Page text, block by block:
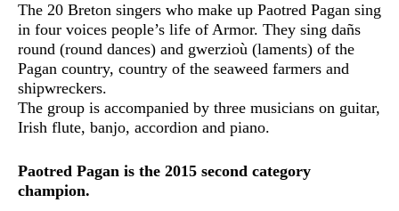
The 20 Breton singers who make up Paotred Pagan sing
in four voices people’s life of Armor. They sing dañs
round (round dances) and gwerzioù (laments) of the
Pagan country, country of the seaweed farmers and
shipwreckers.
The group is accompanied by three musicians on guitar,
Irish flute, banjo, accordion and piano.
Paotred Pagan is the 2015 second category
champion.